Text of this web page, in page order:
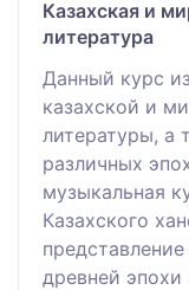
Казахская и
литература
Данный курс
казахской и
литературы, а
различных
музыкальная
Казахского
древней